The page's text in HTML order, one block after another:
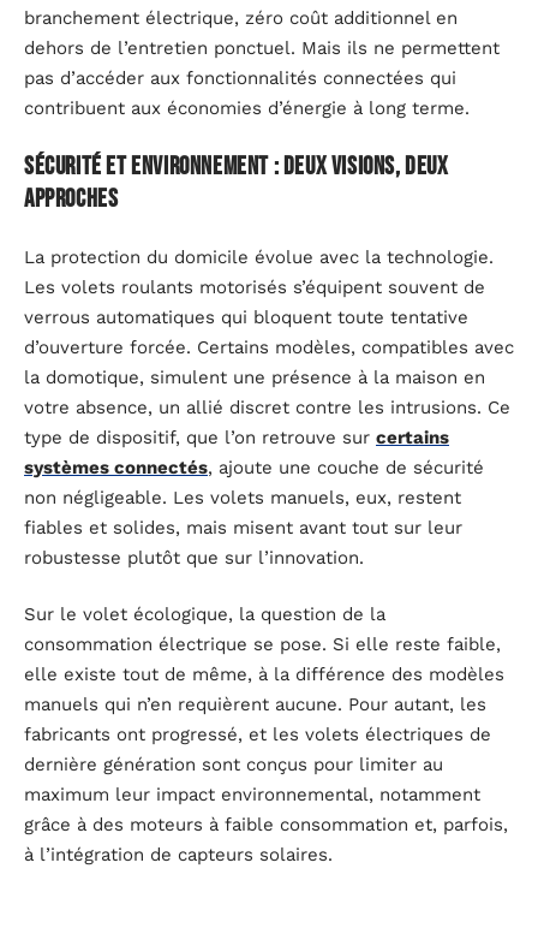
branchement électrique, zéro coût additionnel en
dehors de l’entretien ponctuel. Mais ils ne permettent
pas d’accéder aux fonctionnalités connectées qui
contribuent aux économies d’énergie à long terme.
Sécurité et environnement : deux visions, deux
approches
La protection du domicile évolue avec la technologie.
Les volets roulants motorisés s’équipent souvent de
verrous automatiques qui bloquent toute tentative
d’ouverture forcée. Certains modèles, compatibles avec
la domotique, simulent une présence à la maison en
votre absence, un allié discret contre les intrusions. Ce
type de dispositif, que l’on retrouve sur certains
systèmes connectés, ajoute une couche de sécurité
non négligeable. Les volets manuels, eux, restent
fiables et solides, mais misent avant tout sur leur
robustesse plutôt que sur l’innovation.
Sur le volet écologique, la question de la
consommation électrique se pose. Si elle reste faible,
elle existe tout de même, à la différence des modèles
manuels qui n’en requièrent aucune. Pour autant, les
fabricants ont progressé, et les volets électriques de
dernière génération sont conçus pour limiter au
maximum leur impact environnemental, notamment
grâce à des moteurs à faible consommation et, parfois,
à l’intégration de capteurs solaires.